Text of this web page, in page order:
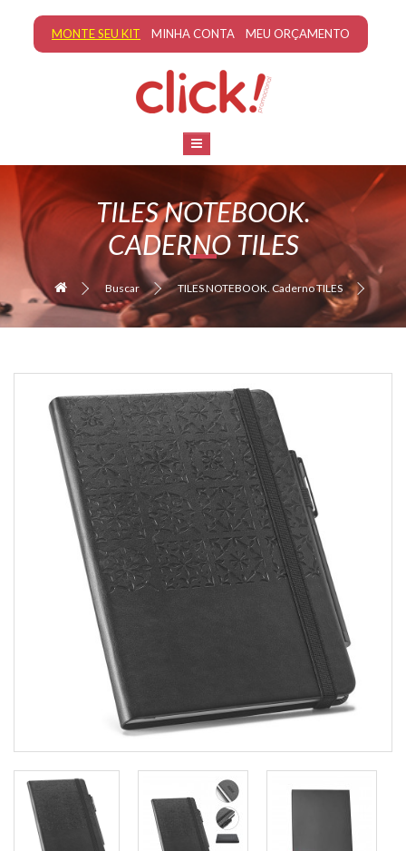
MONTE SEU KIT MINHA CONTA MEU ORÇAMENTO
TILES NOTEBOOK.
CADERNO TILES
Buscar TILES NOTEBOOK. Caderno TILES